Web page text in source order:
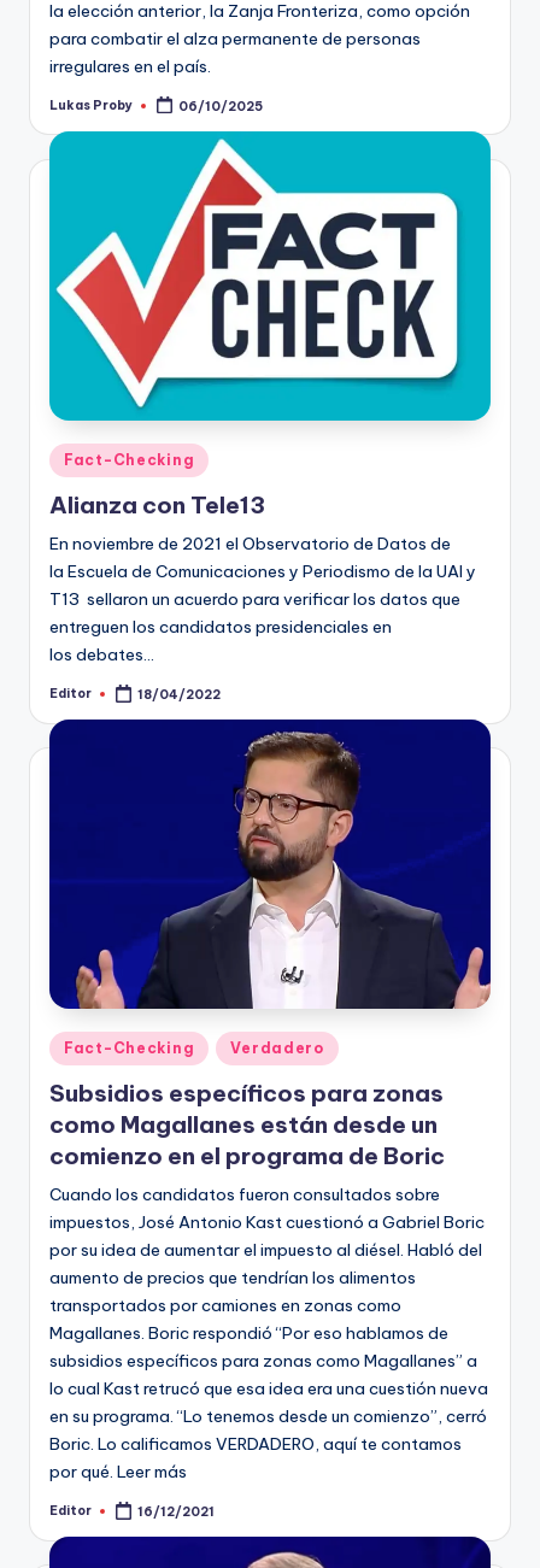
la elección anterior, la Zanja Fronteriza, como opción
para combatir el alza permanente de personas
irregulares en el país.
Publicado
Lukas Proby 06/10/2025
Publicado
en
Fact-Checking
Alianza con Tele13
En noviembre de 2021 el Observatorio de Datos de
la Escuela de Comunicaciones y Periodismo de la UAI y
T13 sellaron un acuerdo para verificar los datos que
entreguen los candidatos presidenciales en
los debates…
Publicado
Editor 18/04/2022
Publicado
en
Fact-Checking Verdadero
Subsidios específicos para zonas
como Magallanes están desde un
comienzo en el programa de Boric
Cuando los candidatos fueron consultados sobre
impuestos, José Antonio Kast cuestionó a Gabriel Boric
por su idea de aumentar el impuesto al diésel. Habló del
aumento de precios que tendrían los alimentos
transportados por camiones en zonas como
Magallanes. Boric respondió “Por eso hablamos de
subsidios específicos para zonas como Magallanes” a
lo cual Kast retrucó que esa idea era una cuestión nueva
en su programa. “Lo tenemos desde un comienzo”, cerró
Boric. Lo calificamos VERDADERO, aquí te contamos
por qué. Leer más
Publicado
Editor 16/12/2021